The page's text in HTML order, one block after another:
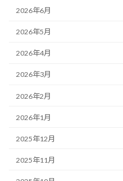
2026年6月
2026年5月
2026年4月
2026年3月
2026年2月
2026年1月
2025年12月
2025年11月